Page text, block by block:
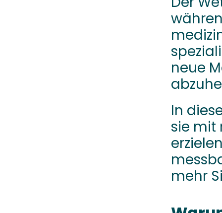
neue
In
sie mit
mehr